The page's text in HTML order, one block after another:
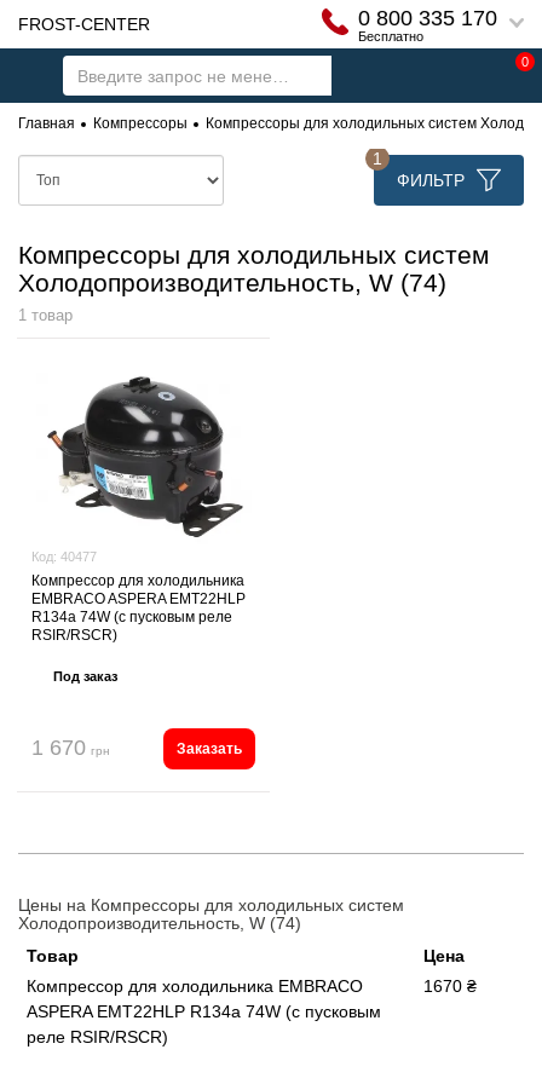
FROST-CENTER 0 800 335 170
Бесплатно
0
Главная Компрессоры Компрессоры для холодильных систем
ФИЛЬТР
1
Компрессоры для холодильных систем
Холодопроизводительность, W (74)
1 товар
Код: 40477
Компрессор для холодильника
EMBRACO ASPERA EMT22HLP
R134a 74W (с пусковым реле
RSIR/RSCR)
Под заказ
1 670 грн Заказать
Цены на Компрессоры для холодильных систем
Холодопроизводительность, W (74)
Товар
Цена
Компрессор для холодильника EMBRACO
ASPERA EMT22HLP R134a 74W (с пусковым
реле RSIR/RSCR)
1670 ₴